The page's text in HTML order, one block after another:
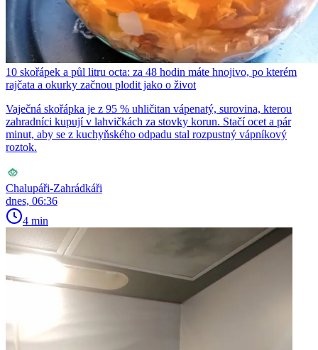
10 skořápek a půl litru octa: za 48 hodin máte hnojivo, po kterém
rajčata a okurky začnou plodit jako o život
Vaječná skořápka je z 95 % uhličitan vápenatý, surovina, kterou
zahradníci kupují v lahvičkách za stovky korun. Stačí ocet a pár
minut, aby se z kuchyňského odpadu stal rozpustný vápníkový
roztok.
Chalupáři-Zahrádkáři
dnes, 06:36
4 min